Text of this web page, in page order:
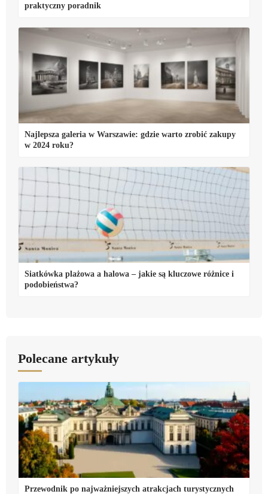
praktyczny poradnik
Najlepsza galeria w Warszawie: gdzie warto zrobić zakupy
w 2024 roku?
Siatkówka plażowa a halowa – jakie są kluczowe różnice i
podobieństwa?
Polecane artykuły
Przewodnik po najważniejszych atrakcjach turystycznych